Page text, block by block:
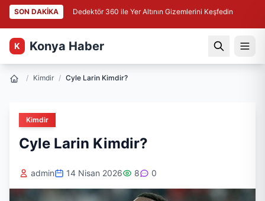
SON DAKİKA Dedektör 360 ile Yer Altının Gizemlerini Keşfedin
K Konya Haber
/ Kimdir / Cyle Larin Kimdir?
Kimdir
Cyle Larin Kimdir?
admin 14 Nisan 2026 8 0